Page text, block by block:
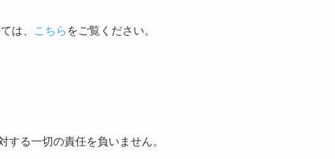
は、 こちら をご覧ください。
する一切の責任を負いません。